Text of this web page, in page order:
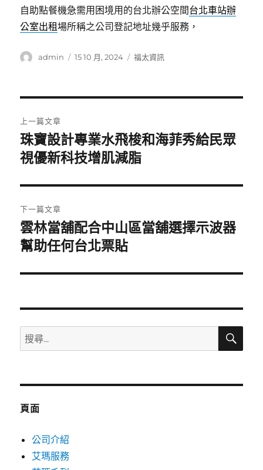
自助點餐機急需用困境用的台北辦公空間台北車站辦
公室出租場所稱之公司登記地址幾乎服務，
作
admin
發
15 10 月, 2024
分
福太資訊
章
導
覽
上一篇文章
上
一
文
章:
珠寶設計專業水飛梭和海菲秀給民眾
視優新科技增肌減脂
下一篇文章
下
一
文
雲林當舖配合中山區當舖選擇示波器
幫助任何台北票貼
搜
尋
鍵
搜
頁面
公司介紹
艾瑪服務